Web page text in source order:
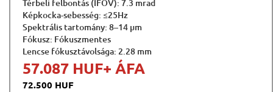
Térbeli felbontás (IFOV): 7.3 mrad
Képkocka-sebesség: ≤25Hz
Spektrális tartomány: 8–14 µm
Fókusz: Fókuszmentes
Lencse fókusztávolsága: 2.28 mm
57.087 HUF+ ÁFA
72.500 HUF